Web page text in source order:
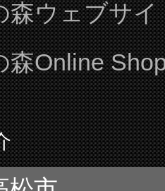
す道楽
理 舟忠
造所
ヒライ
堂